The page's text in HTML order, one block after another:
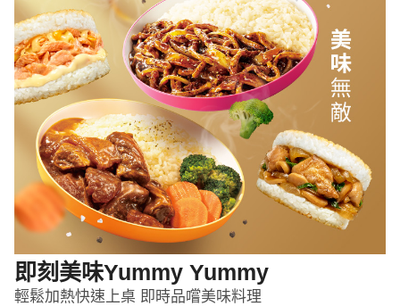
即刻美味Yummy Yummy
輕鬆加熱快速上桌 即時品嚐美味料理